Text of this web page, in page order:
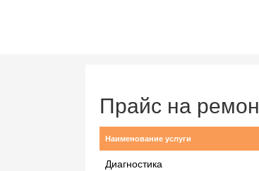
Прайс на
Наименование услуги
Диагностика